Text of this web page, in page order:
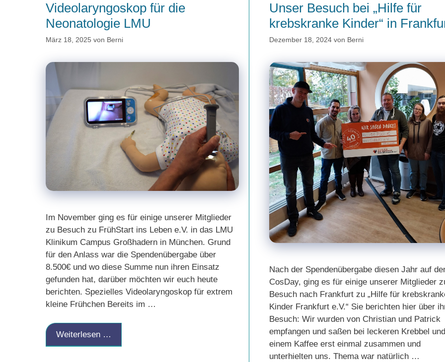
Videolaryngoskop für die
Neonatologie LMU
März 18, 2025 von Berni
Im November ging es für einige unserer Mitglieder
zu Besuch zu FrühStart ins Leben e.V. in das LMU
Klinikum Campus Großhadern in München. Grund
für den Anlass war die Spendenübergabe über
8.500€ und wo diese Summe nun ihren Einsatz
gefunden hat, darüber möchten wir euch heute
berichten. Spezielles Videolaryngoskop für extrem
kleine Frühchen Bereits im …
Weiterlesen …
Unser Besuch bei „Hilfe für
krebskranke Kinder“ in
Dezember 18, 2024 von Berni
Nach der Spendenübergabe diesen Jahr auf
CosDay, ging es für einige unserer Mitglieder
Besuch nach Frankfurt zu „Hilfe für
Kinder Frankfurt e.V.“ Sie berichten hier über
Besuch: Wir wurden von Christian und Patrick
empfangen und saßen bei leckeren Krebbel und
einem Kaffee erst einmal zusammen und
unterhielten uns. Thema war natürlich …